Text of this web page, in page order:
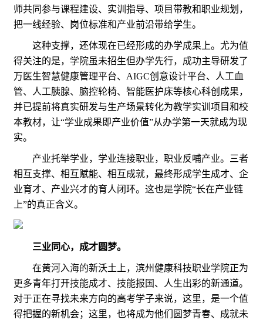
师共同参与课程建设、实训指导、项目带教和职业规划，
把一线经验、岗位标准和产业前沿带给学生。
这种支撑，还体现在已经形成的办学成果上。尤为值
得关注的是，学院虽未招生但办学先行，成功主导研发了
万医生智慧健康管理平台、AIGC创意设计平台、人工血
管、人工胰腺、脑控轮椅、智能医护床等核心科创成果，
并已提前将真实研发与生产场景转化为教学实训项目和校
本教材，让“学业成果即产业价值”从办学第一天就成为现
实。
产业托举学业，学业连接职业，职业反哺产业。三者
相互支撑、相互赋能、相互成就，最终形成学生成才、企
业育才、产业兴才的育人闭环。这也是学院“长在产业链
上”的真正含义。
三业同心，成才圆梦。
在黄河入海的新沃土上，滨州健康科技职业学院正为
更多青年打开技能成才、技能报国、人生出彩的新通道。
对于正在寻找未来方向的高考学子来说，这里，是一个值
得把握的新机会；这里，也将成为他们圆梦青春、成就未